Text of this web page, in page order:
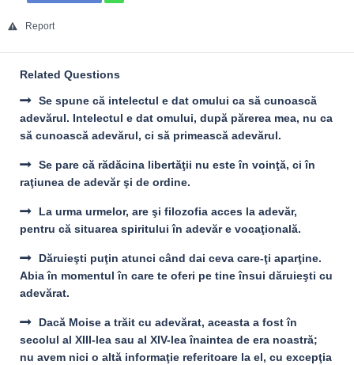
Report
Related Questions
Se spune că intelectul e dat omului ca să cunoască
adevărul. Intelectul e dat omului, după părerea mea, nu ca
să cunoască adevărul, ci să primească adevărul.
Se pare că rădăcina libertăţii nu este în voinţă, ci în
raţiunea de adevăr şi de ordine.
La urma urmelor, are şi filozofia acces la adevăr,
pentru că situarea spiritului în adevăr e vocaţională.
Dăruieşti puţin atunci când dai ceva care-ţi aparţine.
Abia în momentul în care te oferi pe tine însui dăruieşti cu
adevărat.
Dacă Moise a trăit cu adevărat, aceasta a fost în
secolul al XIII-lea sau al XIV-lea înaintea de era noastră;
nu avem nici o altă informaţie referitoare la el, cu excepţia